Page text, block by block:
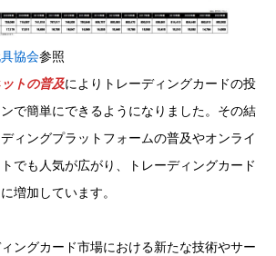
協会参照
トの普及によりトレーディングカードの投
で簡単にできるようになりました。その結
ィングプラットフォームの普及やオンライ
でも人気が広がり、トレーディングカード
増加しています。
ングカード市場における新たな技術やサー